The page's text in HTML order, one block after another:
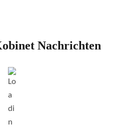
Nachrichten